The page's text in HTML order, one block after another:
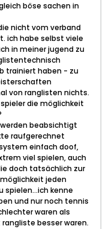
böse sachen in
nicht vom verband
ich habe selbst viele
in meiner jugend zu
trainiert haben - zu
von ranglisten nichts.
die möglichkeit
beabsichtigt
raufgerechnet
einfach doof,
viel spielen, auch
doch tatsächlich zur
jeden
spielen...ich kenne
und nur noch tennis
waren als
besser waren.